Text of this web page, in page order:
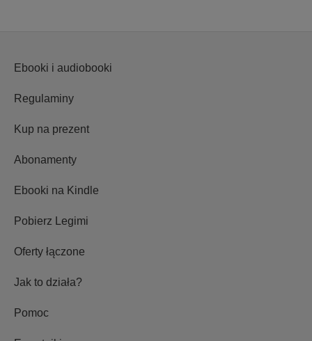
Ebooki i audiobooki
Regulaminy
Kup na prezent
Abonamenty
Ebooki na Kindle
Pobierz Legimi
Oferty łączone
Jak to działa?
Pomoc